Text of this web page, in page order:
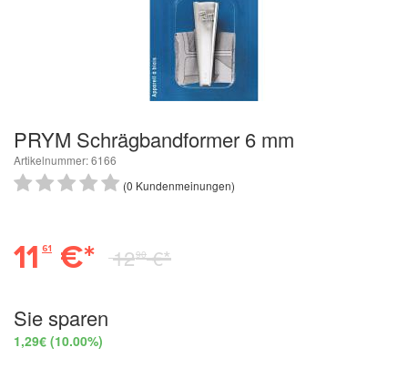
PRYM Schrägbandformer 6 mm
Artikelnummer: 6166
(0 Kundenmeinungen)
11 61 €* 1290€*
Sie sparen
1,29€ (10.00%)